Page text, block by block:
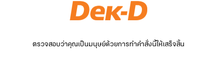
ตรวจสอบว่าคุณเป็นมนุษย์ด้วยการทำคำสั่งนี้ให้เสร็จสิ้น